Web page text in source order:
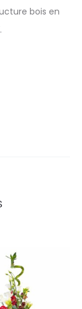
bois en